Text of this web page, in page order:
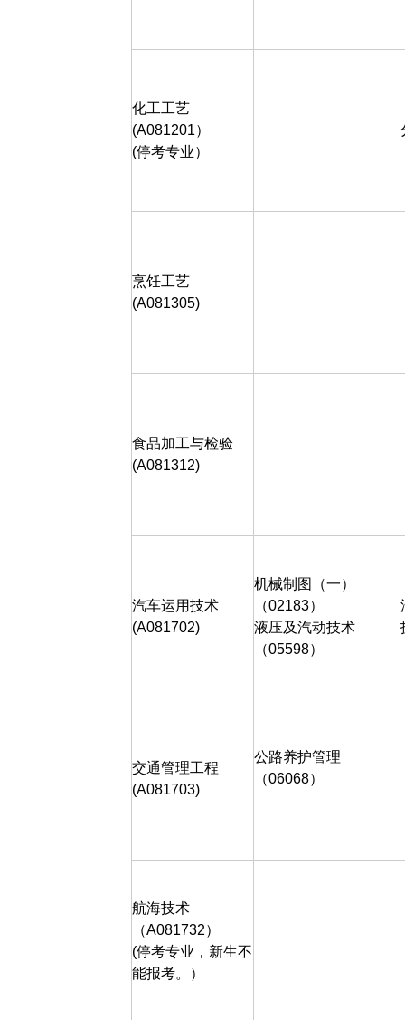
化工工艺
(A081201）
(停考专业）
烹饪工艺
(A081305)
食品加工与检验
(A081312)
汽车运用技术
(A081702)
机械制图（一）
（02183）
液压及汽动技术
（05598）
交通管理工程
(A081703)
公路养护管理
（06068）
航海技术
（A081732）
(停考专业，新生不
能报考。）